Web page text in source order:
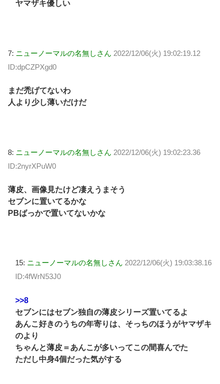
ヤマザキ優しい
7: ニューノーマルの名無しさん 2022/12/06(火) 19:02:19.12
ID:dpCZPXgd0
まだ禿げてないわ
人より少し薄いだけだ
8: ニューノーマルの名無しさん 2022/12/06(火) 19:02:23.36
ID:2nyrXPuW0
薄皮、画像見たけど凄えうまそう
セブンに置いてるかな
PBばっかで置いてないかな
15: ニューノーマルの名無しさん 2022/12/06(火) 19:03:38.16
ID:4fWrN53J0
>>8
セブンにはセブン独自の薄皮シリーズ置いてるよ
あんこ好きのうちの年寄りは、そっちのほうがヤマザキ
のより
ちゃんと薄皮＝あんこが多いってこの間喜んでた
ただし中身4個だった気がする